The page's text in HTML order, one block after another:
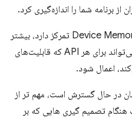
برنامه شما را اندازه‌گیری کرد.
در حالی که این پست بر روی Device Memory API تمرکز دارد، بیشتر
تکنیک‌های شرح داده شده در اینجا می‌تواند برای هر API که قابلیت‌های
اعمال شود.
در حال گسترش است، مهم تر از
تصمیم گیری هایی که بر